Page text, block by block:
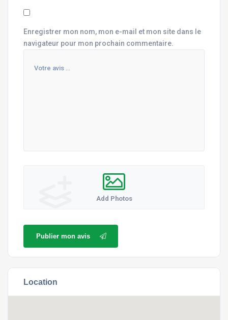
Enregistrer mon nom, mon e-mail et mon site dans le
navigateur pour mon prochain commentaire.
Add Photos
Publier mon avis
Location